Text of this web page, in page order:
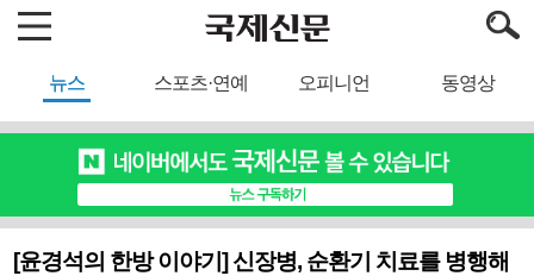
뉴스 스포츠·연예 오피니언 동영상
[윤경석의 한방 이야기] 신장병, 순환기 치료를 병행해